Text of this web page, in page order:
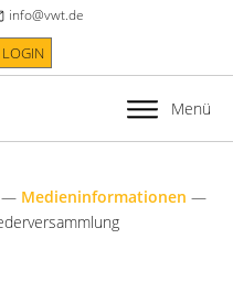
info@vwt.de
LOGIN
Menü
Medieninformationen —